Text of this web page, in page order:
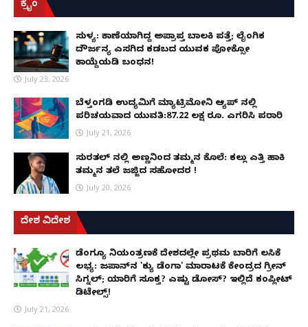
ಕ್ರೈಂ
ಸುಳ್ಯ: ಕಾಣೆಯಾಗಿದ್ದ ಅಪ್ರಾಪ್ತ ಬಾಲಕಿ ಪತ್ತೆ; ಲೈಂಗಿಕ
ದೌರ್ಜನ್ಯ ಎಸಗಿದ ಕಡಬದ ಯುವಕ ಪೋಕ್ಸೋ
ಕಾಯ್ದೆಯಡಿ ಬಂಧನ!
July 23, 2026
ಬೆಳ್ತಂಗಡಿ ಉದ್ಯಮಿಗೆ ಮ್ಯಾಟ್ರಿಮೋನಿ ಆ್ಯಪ್ ನಲ್ಲಿ
ಪರಿಚಯವಾದ ಯುವತಿ:87.22 ಲಕ್ಷ ರೂ. ಎಗರಿಸಿ ಪರಾರಿ
July 21, 2026
ಸುರತ್ಕಲ್ ನಲ್ಲಿ ಅಣ್ಣನಿಂದ ತಮ್ಮನ ಕೊಲೆ: ಕಲ್ಲು ಎತ್ತಿ ಹಾಕಿ
ತಮ್ಮನ ತಲೆ ಜಜ್ಜಿದ ಸಹೋದರ !
July 20, 2026
ದೇಶ ವಿದೇಶ
ಡೆಂಗ್ಯೂ ನಿಯಂತ್ರಣಕ್ಕೆ ದೇಶದಲ್ಲೇ ಪ್ರಥಮ ಬಾರಿಗೆ ಲಸಿಕೆ
ಲಭ್ಯ: ಜಪಾನ್‌ನ 'ಕ್ಯು ಡೆಂಗಾ' ಮಾರಾಟಕ್ಕೆ ಕೇಂದ್ರದ ಗ್ರೀನ್
ಸಿಗ್ನಲ್; ಯಾರಿಗೆ ಸೂಕ್ತ? ಎಷ್ಟು ಡೋಸ್? ಇಲ್ಲಿದೆ ಕಂಪ್ಲೀಟ್
ಡಿಟೇಲ್ಸ್!
July 21, 2026